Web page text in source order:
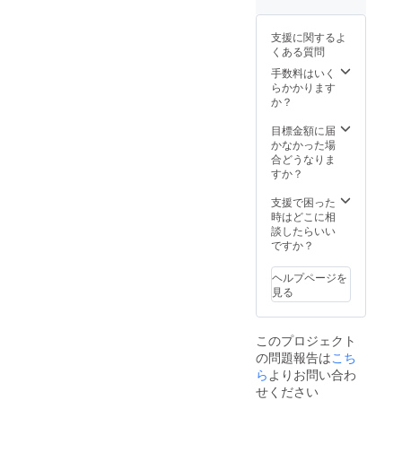
ルをご
用意致
します
※ご来店
頂いた
未成年
アル
コール
で提供
エッセ
イ本は
郵送さ
せてい
ます
コール
もござ
いま
す カ
クテル
チケッ
は２年
間とさ
せてい
※「チ
ケッ
ト」か
「苺の
シロッ
プ」２
つのメ
ニュー
らご希
望のメ
ニュー
をお１
つ備考
ニュー
らご希
望のメ
ニュー
をお１
記載く
ださい
ませ ※
ケット
につき
まして
はご支
だいた
方に写
真を送
らせて
きま
す、そ
して御
来店の
際にそ
チケッ
効期限
は２年
間とさ
せてい
３つの
メ
ニュー
望のメ
ニュー
をお１
つご記
さいま
せ
※「チ
ケッ
「苺の
しずく
シロッ
プ」
「曜日
支援に関するよ
くある質問
手数料はいく
らかかります
か？
目標金額に届
かなかった場
合どうなりま
すか？
支援で困った
時はどこに相
談したらいい
ですか？
ヘルプページを
見る
このプロジェクト
の問題報告はこち
らよりお問い合わ
せください